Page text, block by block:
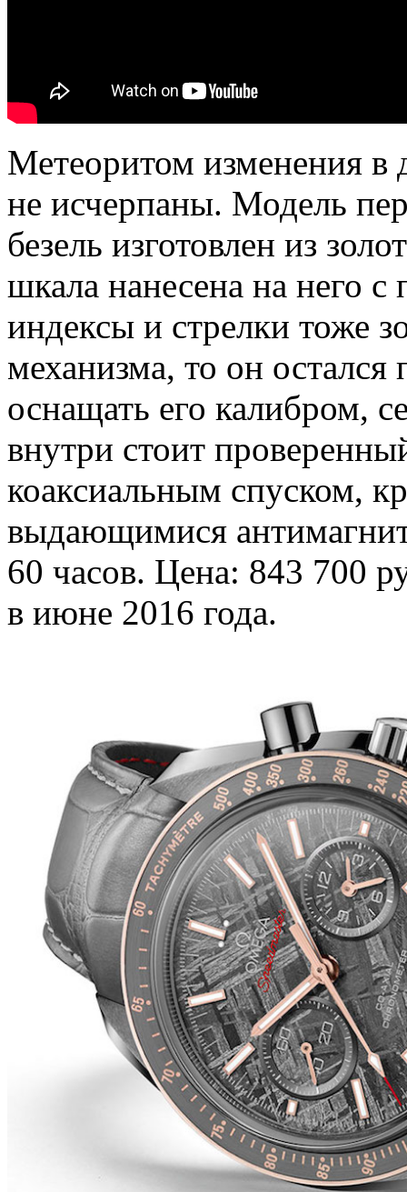
Метеоритом изменения в
не исчерпаны. Модель
безель изготовлен из
шкала нанесена на него
индексы и стрелки тоже
механизма, то он
оснащать его калибром,
внутри стоит
коаксиальным спуском,
выдающимися
60 часов. Цена: 843 700
в июне 2016 года.